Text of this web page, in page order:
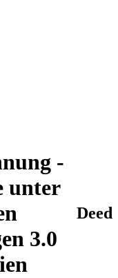
-
unter
3.0
Deed